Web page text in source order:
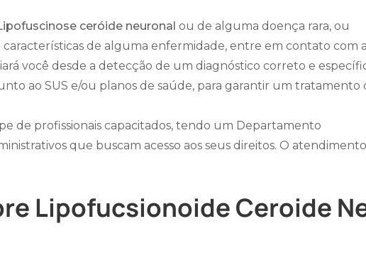
ceróide neuronal ou de alguma doença rara, ou
de alguma enfermidade, entre em contato com a
você desde a detecção de um diagnóstico correto e
ao SUS e/ou planos de saúde, para garantir um tratamento
de profissionais capacitados, tendo um Departamento
que buscam acesso aos seus direitos. O atendimento
Lipofucsionoide Ceroide